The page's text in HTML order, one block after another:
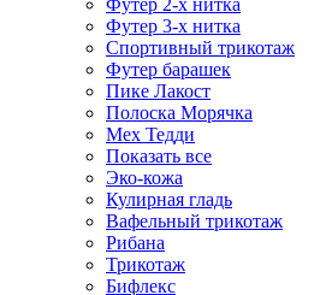
Футер 2-х нитка
Футер 3-х нитка
Спортивный трикотаж
Футер барашек
Пике Лакост
Полоска Морячка
Мех Тедди
Показать все
Эко-кожа
Кулирная гладь
Вафельный трикотаж
Рибана
Трикотаж
Бифлекс